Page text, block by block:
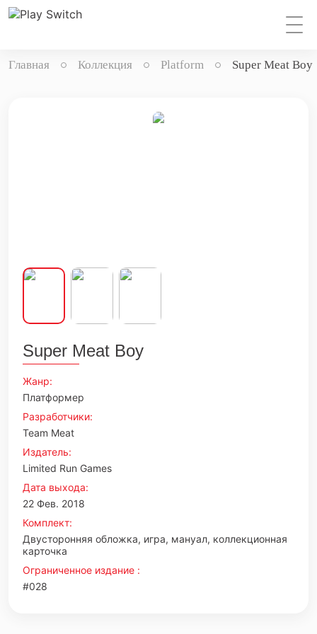
Главная Коллекция Platform Super Meat Boy
Super Meat Boy
Жанр:
Платформер
Разработчики:
Team Meat
Издатель:
Limited Run Games
Дата выхода:
22 Фев. 2018
Комплект:
Двусторонняя обложка, игра, мануал, коллекционная
карточка
Ограниченное издание :
#028